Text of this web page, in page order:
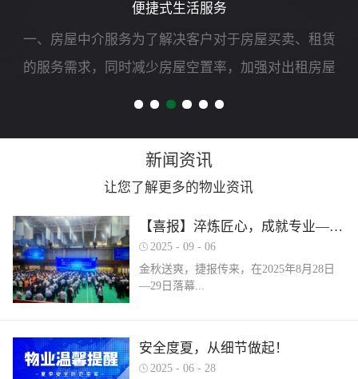
便捷式生活服务
一、房屋中介服务为了解决客户对于房屋买卖、租赁
的服务需求，同时减少房屋空置率，加强对出租房屋
自助洗车服务随着...
新闻资讯
让您了解更多的物业资讯
【喜报】淬炼匠心，成就专业——西安锦江物业在“锦天物业杯”技能竞赛中斩获佳绩
2025 - 09 - 06
金秋送爽，捷报传来，在2025年8月28日
—29日落幕...
业职业技能竞赛中， 西安锦江物业服务有
限公司的选手们表现卓越，凭借扎实的理
安全度夏，从细节做起！
2025 - 06 - 28